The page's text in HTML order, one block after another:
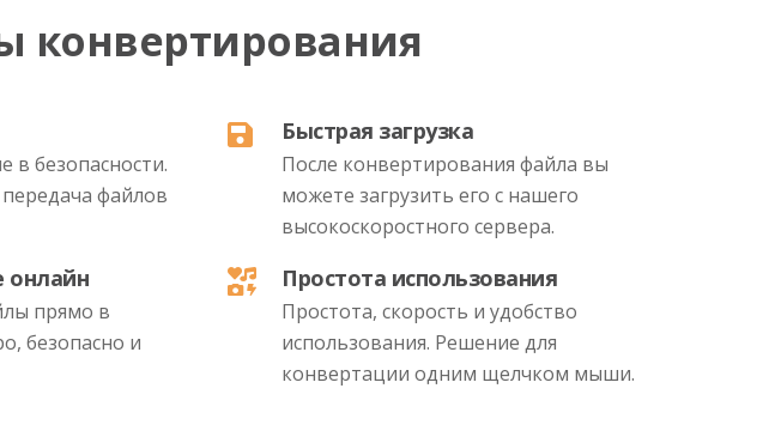
конвертирования
безопасности.
файлов
Быстрая загрузка
После конвертирования файла вы
можете загрузить его с нашего
высокоскоростного сервера.
онлайн
прямо в
безопасно и
Простота использования
Простота, скорость и удобство
использования. Решение для
конвертации одним щелчком мыши.